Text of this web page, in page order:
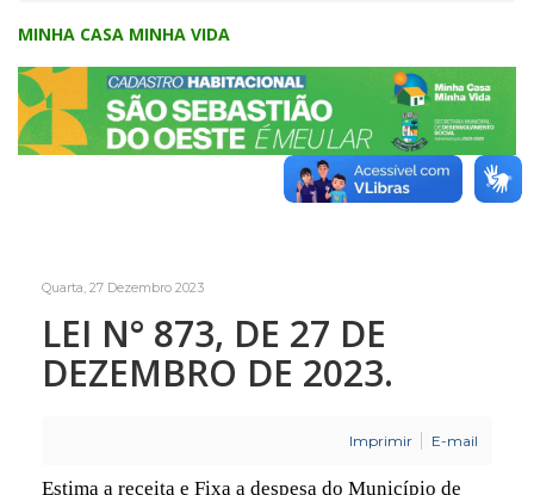
MINHA CASA MINHA VIDA
Quarta, 27 Dezembro 2023
LEI N° 873, DE 27 DE
DEZEMBRO DE 2023.
Imprimir E-mail
Estima a receita e Fixa a despesa do Município de